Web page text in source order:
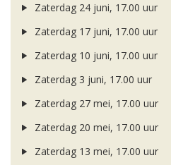
Zaterdag 24 juni, 17.00 uur
Zaterdag 17 juni, 17.00 uur
Zaterdag 10 juni, 17.00 uur
Zaterdag 3 juni, 17.00 uur
Zaterdag 27 mei, 17.00 uur
Zaterdag 20 mei, 17.00 uur
Zaterdag 13 mei, 17.00 uur